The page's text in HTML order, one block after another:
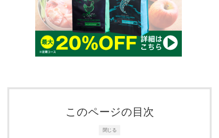
閉じる
このページの目次